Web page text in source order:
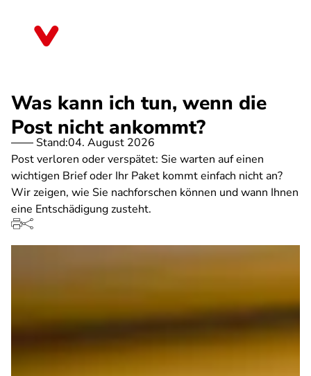
Was kann ich tun, wenn die
Post nicht ankommt?
Stand:04. August 2026
Post verloren oder verspätet: Sie warten auf einen
wichtigen Brief oder Ihr Paket kommt einfach nicht an?
Wir zeigen, wie Sie nachforschen können und wann Ihnen
eine Entschädigung zusteht.